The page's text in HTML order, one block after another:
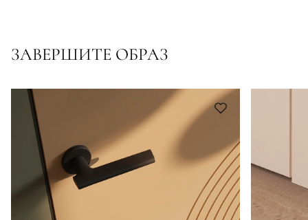
ЗАВЕРШИТЕ ОБРАЗ